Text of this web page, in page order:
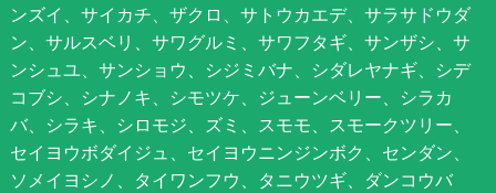
ンズイ、サイカチ、ザクロ、サトウカエデ、サラサドウダ
ン、サルスベリ、サワグルミ、サワフタギ、サンザシ、サ
ンシュユ、サンショウ、シジミバナ、シダレヤナギ、シデ
コブシ、シナノキ、シモツケ、ジューンベリー、シラカ
バ、シラキ、シロモジ、ズミ、スモモ、スモークツリー、
セイヨウボダイジュ、セイヨウニンジンボク、センダン、
ソメイヨシノ、タイワンフウ、タニウツギ、ダンコウバ